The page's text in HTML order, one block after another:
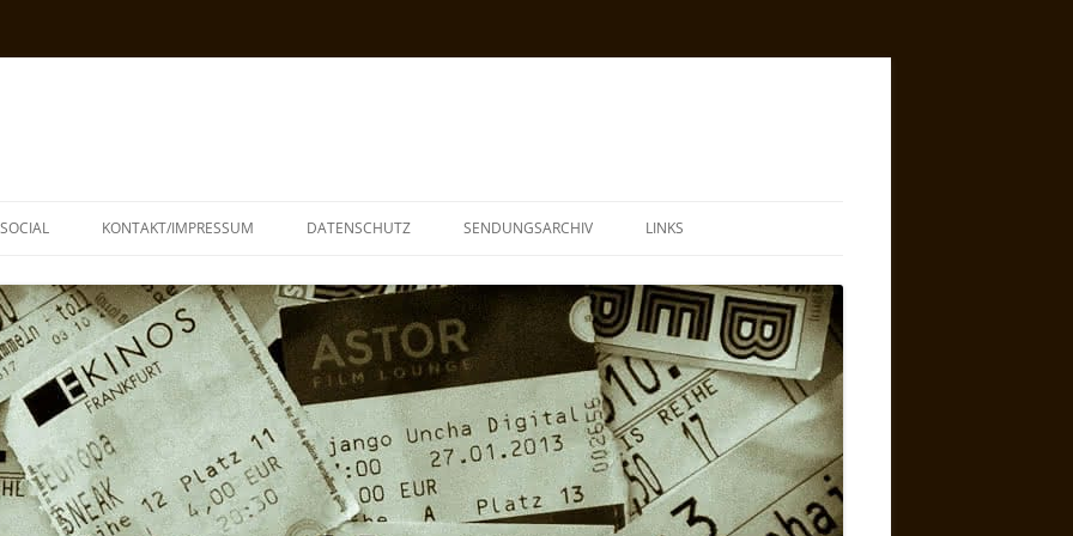
SOCIAL KONTAKT/IMPRESSUM DATENSCHUTZ SENDUNGSARCHIV LINKS